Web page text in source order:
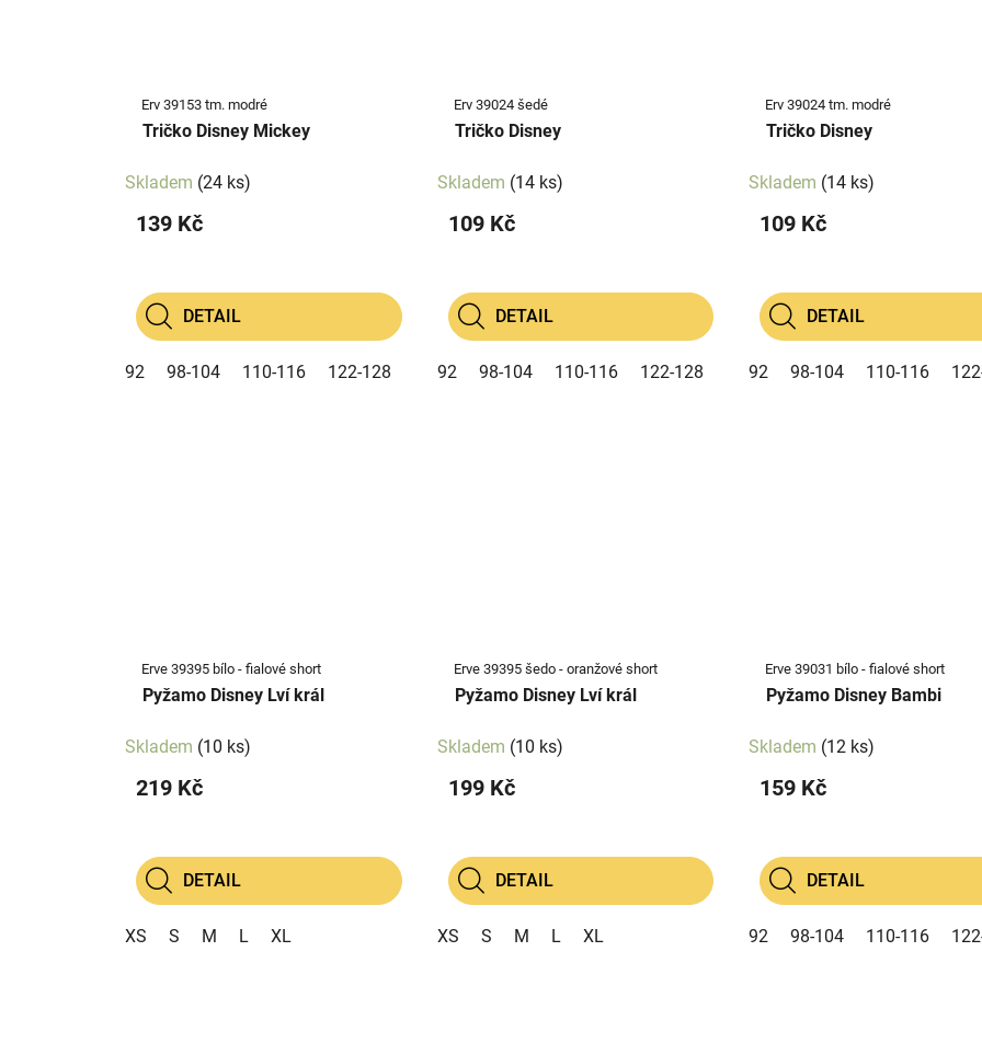
Erv 39153 tm. modré
Tričko Disney Mickey
Skladem (24 ks)
139 Kč
DETAIL
92 98-104 110-116 122-128
Erv 39024 šedé
Tričko Disney
Skladem (14 ks)
109 Kč
DETAIL
92 98-104 110-116 122-128
Erv 39024 tm. modré
Tričko Disney
Skladem (14 ks)
109 Kč
DETAIL
92 98-104 110-116
Erve 39395 bílo - fialové short
Pyžamo Disney Lví král
Skladem (10 ks)
219 Kč
DETAIL
XS S M L XL
Erve 39395 šedo - oranžové short
Pyžamo Disney Lví král
Skladem (10 ks)
199 Kč
DETAIL
XS S M L XL
Erve 39031 bílo - fialové short
Pyžamo Disney Bambi
Skladem (12 ks)
159 Kč
DETAIL
92 98-104 110-116